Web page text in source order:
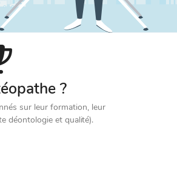
?
sur leur formation, leur
déontologie et qualité).